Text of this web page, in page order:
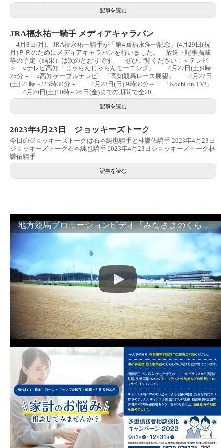
記事を読む
JRA福永祐一騎手 メディアキャラバン
4月8日(月)、JRA福永祐一騎手が「第4回福永洋一記念」(4月29日(祝
月)ＰＲのためにメディアキャラバンを行いました。 放送・記事掲載
等の予定（結果）は次のとおりです。 ぜひご覧ください！＜テレビ
＞ ○テレビ高知「じゃらんじゃらんモーニング」 4月27日(土)9時
25分～ ○高知ケーブルテレビ 「高知競馬レース展望」 4月27日
(土) 21時～/23時30分～ 4月28日(日) 9時30分～ 「Kochi on TV!」
4月20日(土)10時～26日(金)までの期間で全20...
記事を読む
2023年4月23日 ジョッキーズトーク
今日のジョッキーズトークは石本純也騎手と林謙佑騎手 2023年4月23日
ジョッキーズトーク石本純也騎手 2023年4月23日ジョッキーズトーク林
謙佑騎手
記事を読む
地方競馬プロモーションビデオ「みなさまのくらしのために」30秒篇｜NAR公式